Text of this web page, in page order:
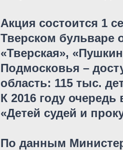
Акция состоится 1
Тверском бульваре
«Тверская»,
Подмосковья –
область: 115 тыс.
К 2016 году
«Детей судей и
По данным